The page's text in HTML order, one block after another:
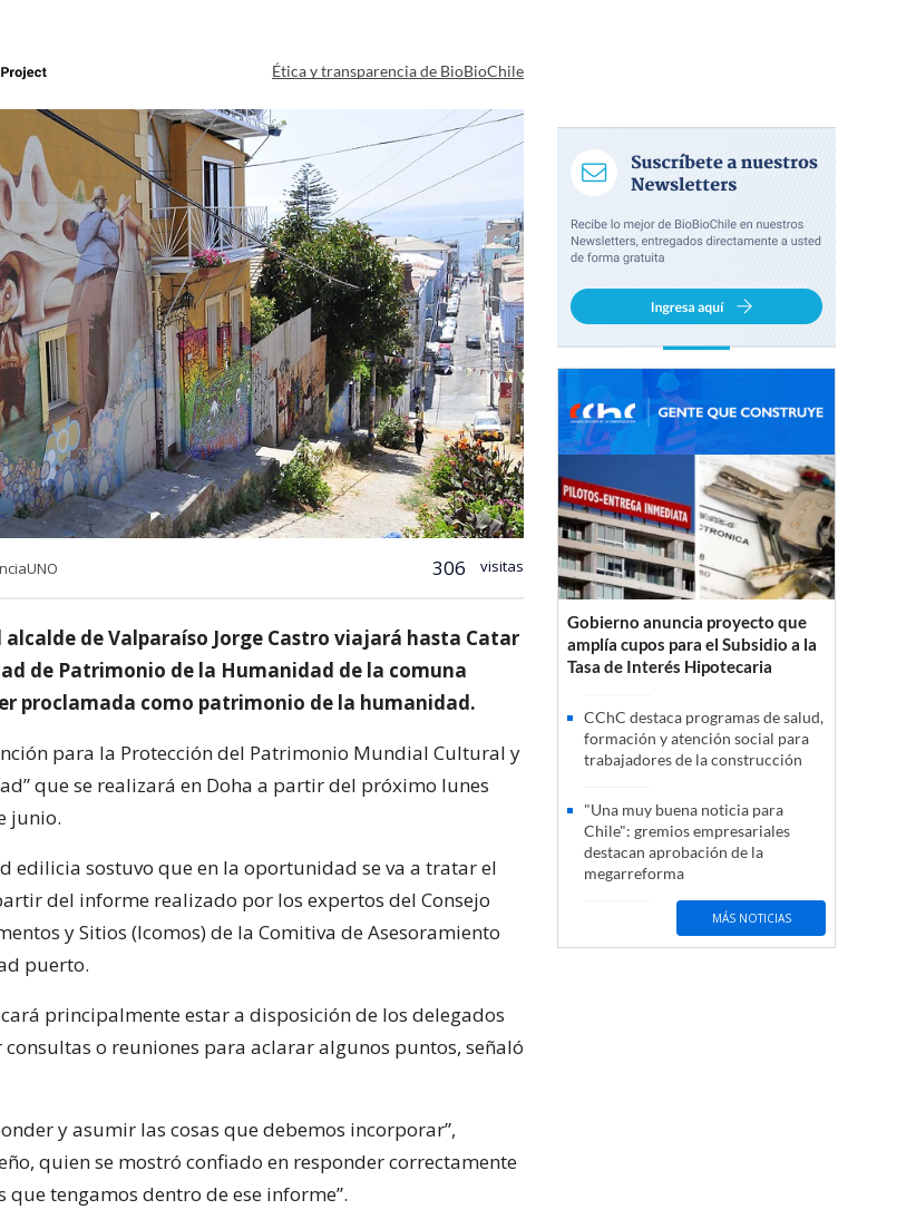
Ética y transparencia de BioBioChile
306 visitas
de Valparaíso Jorge Castro viajará hasta Catar
de Patrimonio de la Humanidad de la comuna
proclamada como patrimonio de la humanidad.
para la Protección del Patrimonio Mundial Cultural y
que se realizará en Doha a partir del próximo lunes
junio.
edilicia sostuvo que en la oportunidad se va a tratar el
del informe realizado por los expertos del Consejo
y Sitios (Icomos) de la Comitiva de Asesoramiento
puerto.
principalmente estar a disposición de los delegados
o reuniones para aclarar algunos puntos, señaló
y asumir las cosas que debemos incorporar”,
quien se mostró confiado en responder correctamente
que tengamos dentro de ese informe”.
Gobierno anuncia proyecto que
amplía cupos para el Subsidio a la
Tasa de Interés Hipotecaria
CChC destaca programas de salud,
formación y atención social para
trabajadores de la construcción
"Una muy buena noticia para
Chile": gremios empresariales
destacan aprobación de la
megarreforma
MÁS NOTICIAS